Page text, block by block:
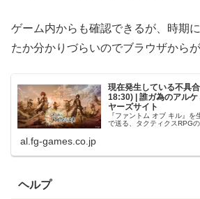
ゲーム内からも確認できるが、時期
たか分かりづらいのでブラウザからが
現在発生している不具
18:30) | 誰ガ為のアル
ヤーズサイト
『ファントム オブ キル』
で送る、タクティクスRPG
al.fg-games.co.jp
ヘルプ